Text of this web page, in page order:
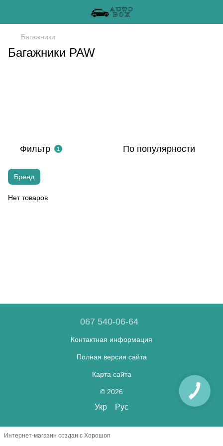
Багажники
Багажники PAW
Фильтр 1 По популярности
Бренд
Нет товаров
067 540-06-64
Контактная информация
Полная версия сайта
Карта сайта
© 2026
Укр Рус
Интернет-магазин создан с Хорошоп